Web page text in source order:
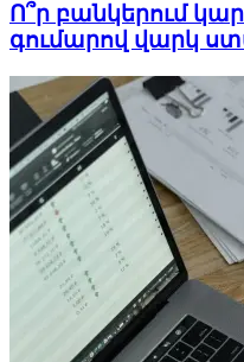
Ո՞ր բանկերում
գումարով վարկ